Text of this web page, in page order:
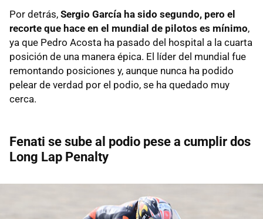
Por detrás, Sergio García ha sido segundo, pero el
recorte que hace en el mundial de pilotos es mínimo,
ya que Pedro Acosta ha pasado del hospital a la cuarta
posición de una manera épica. El líder del mundial fue
remontando posiciones y, aunque nunca ha podido
pelear de verdad por el podio, se ha quedado muy
cerca.
Fenati se sube al podio pese a cumplir dos
Long Lap Penalty